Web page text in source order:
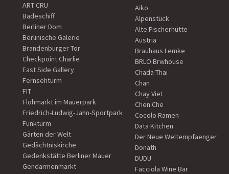
ART CRU
Badeschiff
Berliner Dom
Berlinische Galerie
Brandenburger Tor
Checkpoint Charlie
East Side Gallery
Fernsehturm
FIT
Flohmarkt im Mauerpark
Friedrich-Ludwig-Jahn-Sportpark
Funkturm
Gärten der Welt
Gedächtniskirche
Gedenkstätte Berliner Mauer
Gendarmenmarkt
Aiko
Alpenstück
Alte Fischerhütte
Austria
Brauhaus Lemke
BRLO Brwhouse
Chada Thai
Chan
Chay Viet
Chen Che
Cocolo Ramen
Data Kitchen
Der Neue Weltempfaenger
Donath
DUDU
Facciola Wine Bar